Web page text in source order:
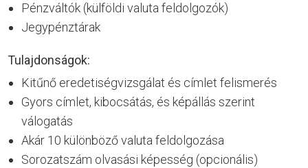
Pénzváltók (külföldi valuta feldolgozók)
Jegypénztárak
Tulajdonságok:
Kitűnő eredetiségvizsgálat és címlet felismerés
Gyors címlet, kibocsátás, és képállás szerint
válogatás
Akár 10 különböző valuta feldolgozása
Sorozatszám olvasási képesség (opcionális)